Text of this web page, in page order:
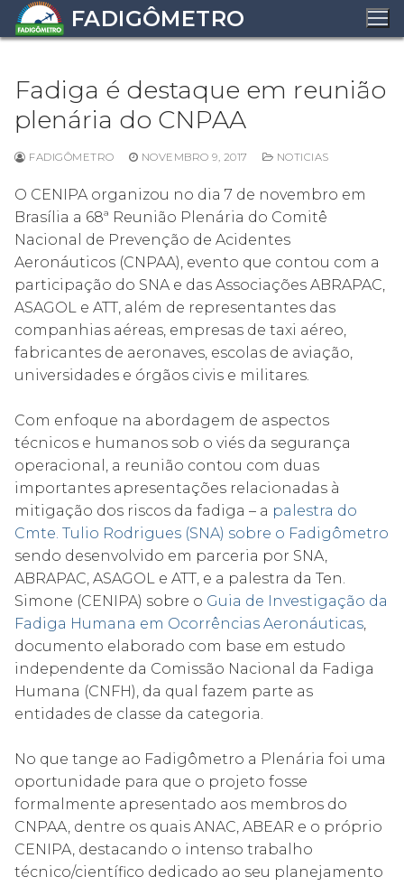
Pular
para
conteúdo
FADIGÔMETRO
Fadiga é destaque em reunião
plenária do CNPAA
FADIGÔMETRO NOVEMBRO 9, 2017 NOTICIAS
O CENIPA organizou no dia 7 de novembro em
Brasília a 68ª Reunião Plenária do Comitê
Nacional de Prevenção de Acidentes
Aeronáuticos (CNPAA), evento que contou com a
participação do SNA e das Associações ABRAPAC,
ASAGOL e ATT, além de representantes das
companhias aéreas, empresas de taxi aéreo,
fabricantes de aeronaves, escolas de aviação,
universidades e órgãos civis e militares.
Com enfoque na abordagem de aspectos
técnicos e humanos sob o viés da segurança
operacional, a reunião contou com duas
importantes apresentações relacionadas à
mitigação dos riscos da fadiga – a palestra do
Cmte. Tulio Rodrigues (SNA) sobre o Fadigômetro
sendo desenvolvido em parceria por SNA,
ABRAPAC, ASAGOL e ATT, e a palestra da Ten.
Simone (CENIPA) sobre o Guia de Investigação da
Fadiga Humana em Ocorrências Aeronáuticas
documento elaborado com base em estudo
independente da Comissão Nacional da Fadiga
Humana (CNFH), da qual fazem parte as
entidades de classe da categoria.
No que tange ao Fadigômetro a Plenária foi uma
oportunidade para que o projeto fosse
formalmente apresentado aos membros do
CNPAA, dentre os quais ANAC, ABEAR e o próprio
CENIPA, destacando o intenso trabalho
técnico/científico dedicado ao seu planejamento